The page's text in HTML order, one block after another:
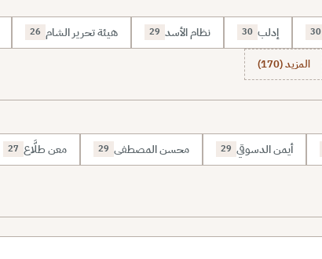
30 إدلب 30 نظام الأسد 29 هيئة تحرير الشام 26
المزيد (170)
أيمن الدسوقي 29 محسن المصطفى 29 معن طلَّاع 27